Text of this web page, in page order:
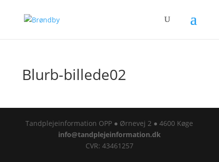
Blurb-billede02
Tandplejeinformation OPP ● Ørnevej 2 ● 4600 Køge
info@tandplejeinformation.dk
CVR: 43461257